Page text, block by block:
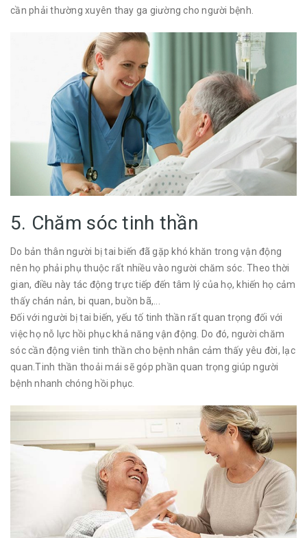
cần phải thường xuyên thay ga giường cho người bệnh.
5. Chăm sóc tinh thần
Do bản thân người bị tai biến đã gặp khó khăn trong vận động
nên họ phải phụ thuộc rất nhiều vào người chăm sóc. Theo thời
gian, điều này tác động trực tiếp đến tâm lý của họ, khiến họ cảm
thấy chán nản, bi quan, buồn bã,...
Đối với người bị tai biến, yếu tố tinh thần rất quan trọng đối với
việc họ nỗ lực hồi phục khả năng vận động. Do đó, người chăm
sóc cần động viên tinh thần cho bệnh nhân cảm thấy yêu đời, lạc
quan.Tinh thần thoải mái sẽ góp phần quan trọng giúp người
bệnh nhanh chóng hồi phục.